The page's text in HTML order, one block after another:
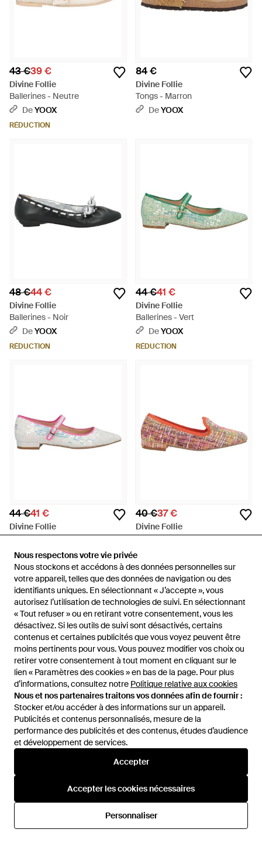
Nous respectons votre vie privée
Nous stockons et accédons à des données personnelles sur
votre appareil, telles que des données de navigation ou des
identifiants uniques. En sélectionnant « J’accepte », vous
autorisez l’utilisation de technologies de suivi. En sélectionnant
« Tout refuser » ou en retirant votre consentement, vous les
désactivez. Si les outils de suivi sont désactivés, certains
contenus et certaines publicités que vous voyez peuvent être
moins pertinents pour vous. Vous pouvez modifier vos choix ou
retirer votre consentement à tout moment en cliquant sur le
lien « Paramètres des cookies » en bas de la page. Pour plus
d’informations, consultez notre Politique relative aux cookies
Nous et nos partenaires traitons vos données afin de fournir :
Stocker et/ou accéder à des informations sur un appareil.
Publicités et contenus personnalisés, mesure de la
performance des publicités et des contenus, études d’audience
et développement de services.
Accepter
Accepter les cookies nécessaires
Personnaliser
Nous respectons votre vie privée
Nous stockons et accédons à des données personnelles sur
votre appareil, telles que des données de navigation ou des
identifiants uniques. En sélectionnant « J’accepte », vous
autorisez l’utilisation de technologies de suivi. En sélectionnant
« Tout refuser » ou en retirant votre consentement, vous les
désactivez. Si les outils de suivi sont désactivés, certains
contenus et certaines publicités que vous voyez peuvent être
moins pertinents pour vous. Vous pouvez modifier vos choix ou
retirer votre consentement à tout moment en cliquant sur le
lien « Paramètres des cookies » en bas de la page. Pour plus
d’informations, consultez notre Politique relative aux cookies
Nous et nos partenaires traitons vos données afin de fournir :
Stocker et/ou accéder à des informations sur un appareil.
Publicités et contenus personnalisés, mesure de la
performance des publicités et des contenus, études d’audience
et développement de services.
Accepter
Accepter les cookies nécessaires
Personnaliser
43 €39 €
Divine Follie
Ballerines - Neutre
DeYOOX
RÉDUCTION
84 €
Divine Follie
Tongs - Marron
DeYOOX
48 €44 €
Divine Follie
Ballerines - Noir
DeYOOX
RÉDUCTION
44 €41 €
Divine Follie
Ballerines - Vert
DeYOOX
RÉDUCTION
44 €41 €
Divine Follie
Ballerines - Blanc
De YOOX
RÉDUCTION
40 €37 €
Divine Follie
Mocassins - Rose
RÉDUCTION
40 €37 €
Divine Follie
40 €37 €
Divine Follie
Mocassins - Vert
RÉDUCTION